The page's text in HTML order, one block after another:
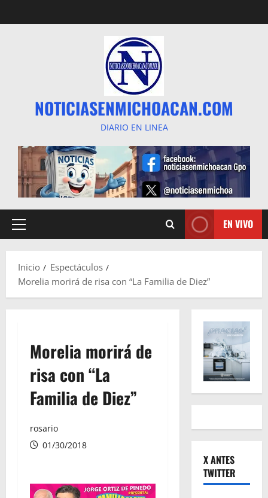
al
NOTICIASENMICHOACAN.COM
DIARIO EN LINEA
Menú
EN VIVO
Inicio
Espectáculos
Morelia morirá de risa con “La Familia de Diez”
Morelia morirá de
risa con “La
Familia de Diez”
rosario
01/30/2018
X ANTES
TWITTER